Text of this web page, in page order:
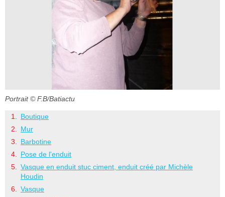
Portrait © F.B/Batiactu
Boutique
Mur
Barbotine
Pose de l'enduit
Vasque en enduit stuc ciment, enduit créé par Michèle
Houdin
Vasque